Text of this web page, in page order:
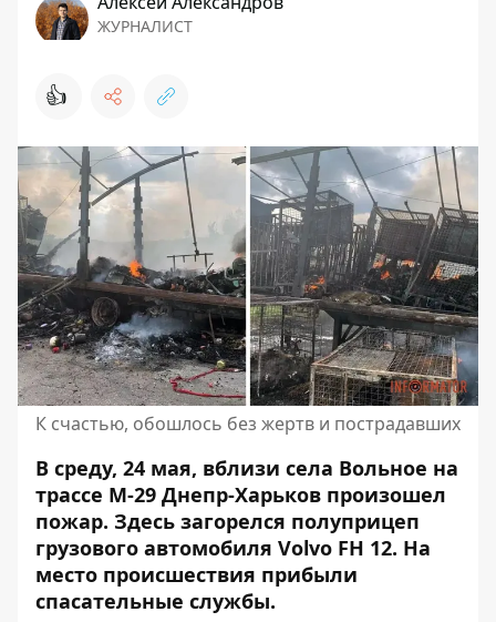
ЖУРНАЛИСТ
👍
К счастью, обошлось без жертв и пострадавших
В среду, 24 мая, вблизи села Вольное на
трассе М-29 Днепр-Харьков произошел
пожар. Здесь загорелся полуприцеп
грузового автомобиля Volvo FH 12. На
место происшествия прибыли
спасательные службы.